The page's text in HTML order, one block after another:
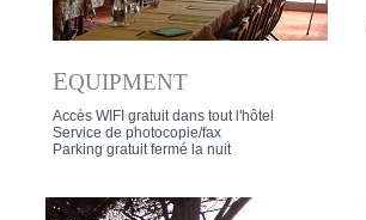
EQUIPMENT
Accès WIFI gratuit dans tout l'hôtel
Service de photocopie/fax
Parking gratuit fermé la nuit